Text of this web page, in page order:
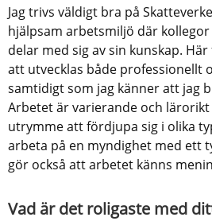
Jag trivs väldigt bra på
hjälpsam arbetsmiljö där
delar med sig av sin kunskap.
att utvecklas både professionellt
samtidigt som jag känner att jag
Arbetet är varierande och
utrymme att fördjupa sig i olika
arbeta på en myndighet med ett
gör också att arbetet känns
Vad är det roligaste med